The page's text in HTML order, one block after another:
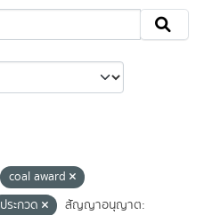
coal award
ประกวด
สัญญาอนุญาต: